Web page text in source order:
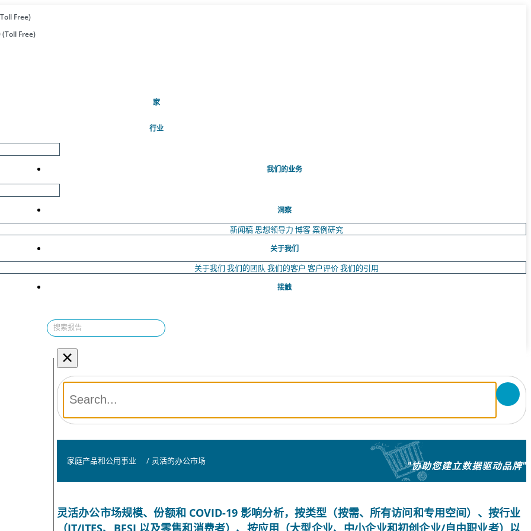
Free)
Free)
家(当前的)
行业
我们的业务
洞察
新闻稿 思想领导力 博客案例研究
关于我们
关于我们 我们的团队 我们的客户 客户评价我们的引用
接触
×
家庭产品和公用事业 / 灵活的办公市场 "协助您建立数据驱动品牌"
灵活办公市场规模、份额和 COVID-19 影响分析，按类型（按需、所有访问和专用空间）、按行业
（IT/ITES、BFSI 以及零售和消费者）、按应用（大型企业、中小企业和初创企业/自由职业者）以